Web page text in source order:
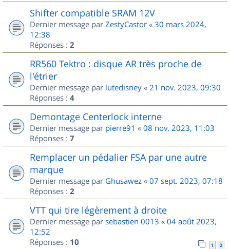
Shifter compatible SRAM 12V
Dernier message par ZestyCastor « 30 mars 2024,
12:38
Réponses : 2
RR560 Tektro : disque AR très proche de
l'étrier
Dernier message par lutedisney « 21 nov. 2023, 09:30
Réponses : 4
Demontage Centerlock interne
Dernier message par pierre91 « 08 nov. 2023, 11:03
Réponses : 7
Remplacer un pédalier FSA par une autre
marque
Dernier message par Ghusawez « 07 sept. 2023, 07:18
Réponses : 2
VTT qui tire légèrement à droite
Dernier message par sebastien 0013 « 04 août 2023,
12:52
Réponses : 10 1 2